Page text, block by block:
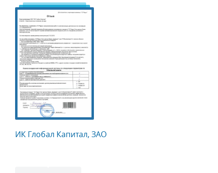
ИК Глобал Капитал, ЗАО